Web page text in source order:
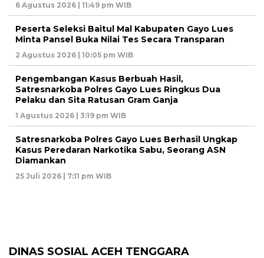
6 Agustus 2026 | 11:49 pm WIB
Peserta Seleksi Baitul Mal Kabupaten Gayo Lues
Minta Pansel Buka Nilai Tes Secara Transparan
2 Agustus 2026 | 10:05 pm WIB
Pengembangan Kasus Berbuah Hasil,
Satresnarkoba Polres Gayo Lues Ringkus Dua
Pelaku dan Sita Ratusan Gram Ganja
1 Agustus 2026 | 3:19 pm WIB
Satresnarkoba Polres Gayo Lues Berhasil Ungkap
Kasus Peredaran Narkotika Sabu, Seorang ASN
Diamankan
25 Juli 2026 | 7:11 pm WIB
DINAS SOSIAL ACEH TENGGARA